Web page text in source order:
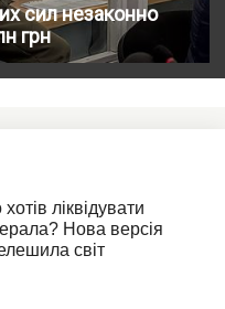
сил незаконно
грн